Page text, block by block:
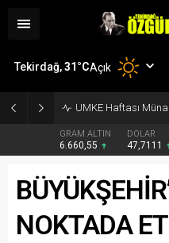
UMKE Haftası
GRAM ALTIN
6.660,55
DOLAR
47,7111
Tekirdağ,31°CAçık
NOKTADA